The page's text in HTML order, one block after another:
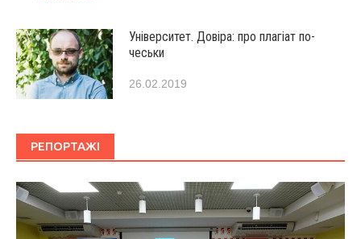
Університет. Довіра: про плагіат по-
чеськи
26.02.2019
РЕПОРТАЖІ